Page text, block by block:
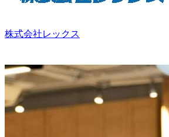
株式会社レックス